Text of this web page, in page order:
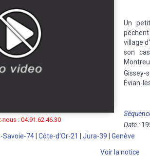
nous : 04.91.62.46.30
Un
village
son
Gissey-
Évian-
Date :
Savoie-74 Côte-d'Or-21 Jura-39 Genève
Voir la notice